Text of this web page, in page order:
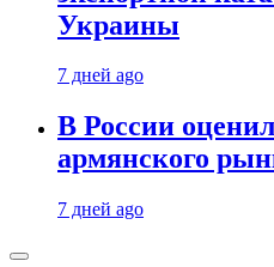
Украины
7 дней ago
В России
армянского
7 дней ago